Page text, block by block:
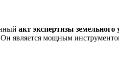
акт экспертизы земельного
является мощным